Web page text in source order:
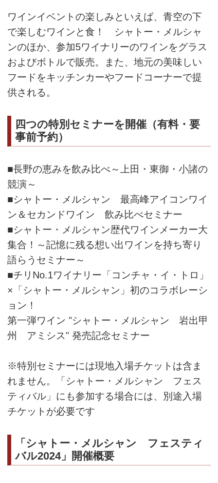
ワインイベントの楽しみといえば、青空の下
で楽しむワインと食！ シャトー・メルシャ
ンのほか、参加5ワイナリーのワインをグラス
およびボトルで販売。また、地元の美味しい
フードをキッチンカーやフードコーナーで提
供される。
四つの特別セミナーを開催（有料・要
事前予約）
■長野の恵みを飲み比べ～上田・東御・小諸の
競演～
■シャトー・メルシャン 最高峰アイコンワイ
ン＆セカンドワイン 飲み比べセミナー
■シャトー・メルシャン歴代ワインメーカー大
集合！～記憶に残る想い出ワインを持ち寄り
語らうセミナー～
■チリNo.1ワイナリー「コンチャ・イ・トロ」
×「シャトー・メルシャン」初のコラボレーシ
ョン！
第一弾ワイン "シャトー・メルシャン 岩出甲
州 アミシス" 発売記念セミナー
※特別セミナーには現地入場チケットは含ま
れません。「シャトー・メルシャン フェス
ティバル」にも参加する場合には、別途入場
チケットが必要です
「シャトー・メルシャン フェスティ
バル2024」開催概要